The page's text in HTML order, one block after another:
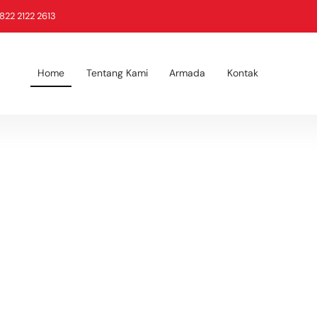
2122 2613
Home Tentang Kami Armada Kontak